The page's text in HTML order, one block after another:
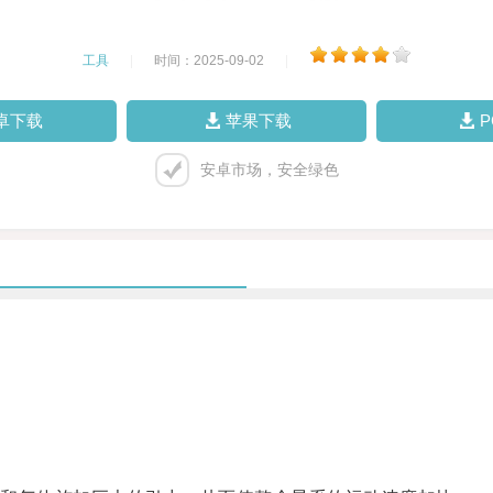
工具 时间：2025-09-02
下载 苹果下载
安卓市场，安全绿色